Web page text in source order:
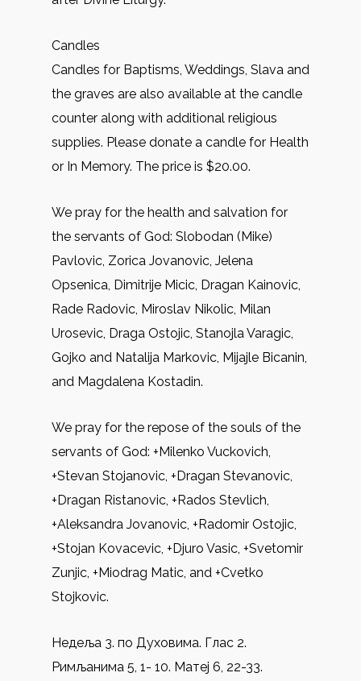
Candles
Candles for Baptisms, Weddings, Slava and
the graves are also available at the candle
counter along with additional religious
supplies. Please donate a candle for Health
or In Memory. The price is $20.00.
We pray for the health and salvation for
the servants of God: Slobodan (Mike)
Pavlovic, Zorica Jovanovic, Jelena
Opsenica, Dimitrije Micic, Dragan Kainovic,
Rade Radovic, Miroslav Nikolic, Milan
Urosevic, Draga Ostojic, Stanojla Varagic,
Gojko and Natalija Markovic, Mijajle Bicanin,
and Magdalena Kostadin.
We pray for the repose of the souls of the
servants of God: +Milenko Vuckovich,
+Stevan Stojanovic, +Dragan Stevanovic,
+Dragan Ristanovic, +Rados Stevlich,
+Aleksandra Jovanovic, +Radomir Ostojic,
+Stojan Kovacevic, +Djuro Vasic, +Svetomir
Zunjic, +Miodrag Matic, and +Cvetko
Stojkovic.
Недеља 3. по Духовима. Глас 2.
Римљанима 5, 1- 10. Матеј 6, 22-33.